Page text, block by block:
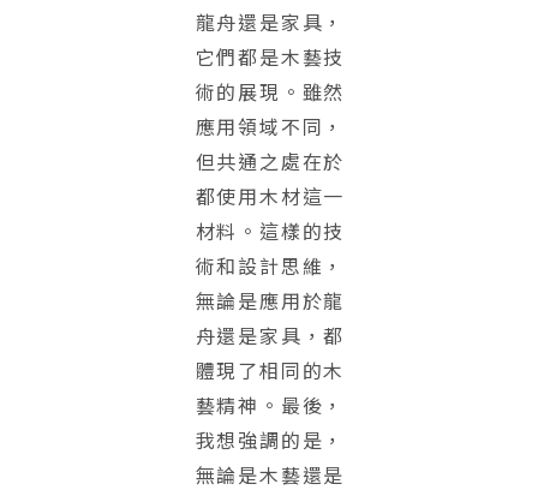
龍舟還是家具，
它們都是木藝技
術的展現。雖然
應用領域不同，
但共通之處在於
都使用木材這一
材料。這樣的技
術和設計思維，
無論是應用於龍
舟還是家具，都
體現了相同的木
藝精神。最後，
我想強調的是，
無論是木藝還是